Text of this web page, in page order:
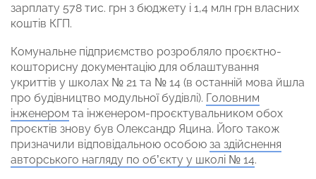
зарплату 578 тис. грн з бюджету і 1,4 млн грн власних
коштів КГП.
Комунальне підприємство розробляло проєктно-
кошторисну документацію для облаштування
укриттів у школах № 21 та № 14 (в останній мова йшла
про будівництво модульної будівлі). Головним
інженером та інженером-проєктувальником обох
проєктів знову був Олександр Яцина. Його також
призначили відповідальною особою за здійснення
авторського нагляду по об’єкту у школі № 14.